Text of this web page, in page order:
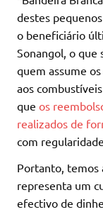
destes
o beneficiário
Sonangol, o que
quem assume
aos
que os
realizados de
com regularidade.
Portanto, temos
representa um
efectivo de